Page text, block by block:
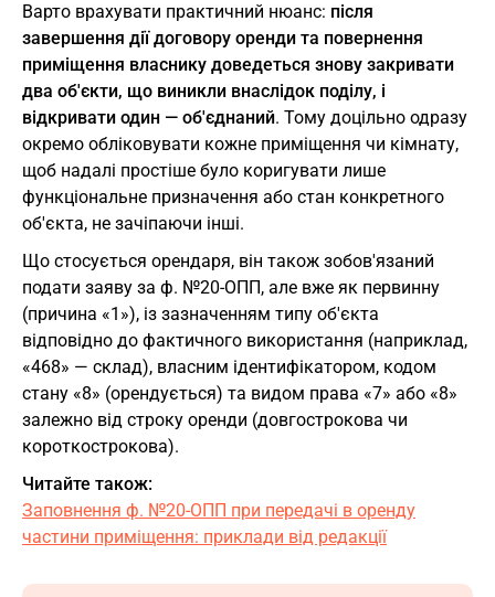
Варто врахувати практичний нюанс: після
завершення дії договору оренди та повернення
приміщення власнику доведеться знову закривати
два об'єкти, що виникли внаслідок поділу, і
відкривати один — об'єднаний. Тому доцільно одразу
окремо обліковувати кожне приміщення чи кімнату,
щоб надалі простіше було коригувати лише
функціональне призначення або стан конкретного
об'єкта, не зачіпаючи інші.
Що стосується орендаря, він також зобов'язаний
подати заяву за ф. №20-ОПП, але вже як первинну
(причина «1»), із зазначенням типу об'єкта
відповідно до фактичного використання (наприклад,
«468» — склад), власним ідентифікатором, кодом
стану «8» (орендується) та видом права «7» або «8»
залежно від строку оренди (довгострокова чи
короткострокова).
Читайте також:
Заповнення ф. №20-ОПП при передачі в оренду
частини приміщення: приклади від редакції